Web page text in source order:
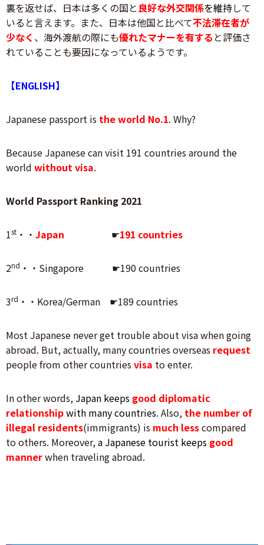
裏を返せば、日本は多くの国と良好な外交関係を維持して
いると言えます。また、日本は他国と比べて不法滞在者が
少なく 、海外渡航の際にも優れたマナーを有する と評価さ
れていることも要因になっているようです。
【ENGLISH】
Japanese passport is the world No.1. Why?
Because Japanese can visit 191 countries around the
world without visa.
World Passport Ranking 2021
1st ・・ Japan ☛191 countries
2nd ・・Singapore ☛190 countries
3rd ・・Korea/German ☛189 countries
Most Japanese never get trouble about visa when going
abroad. But, actually, many countries overseas request
people from other countriesvisa to enter.
In other words, Japan keeps good diplomatic
relationshipwith many countries. Also, the number of
illegal residents(immigrants) is much lesscompared
to others. Moreover,a Japanese tourist keeps good
mannerwhen traveling abroad.